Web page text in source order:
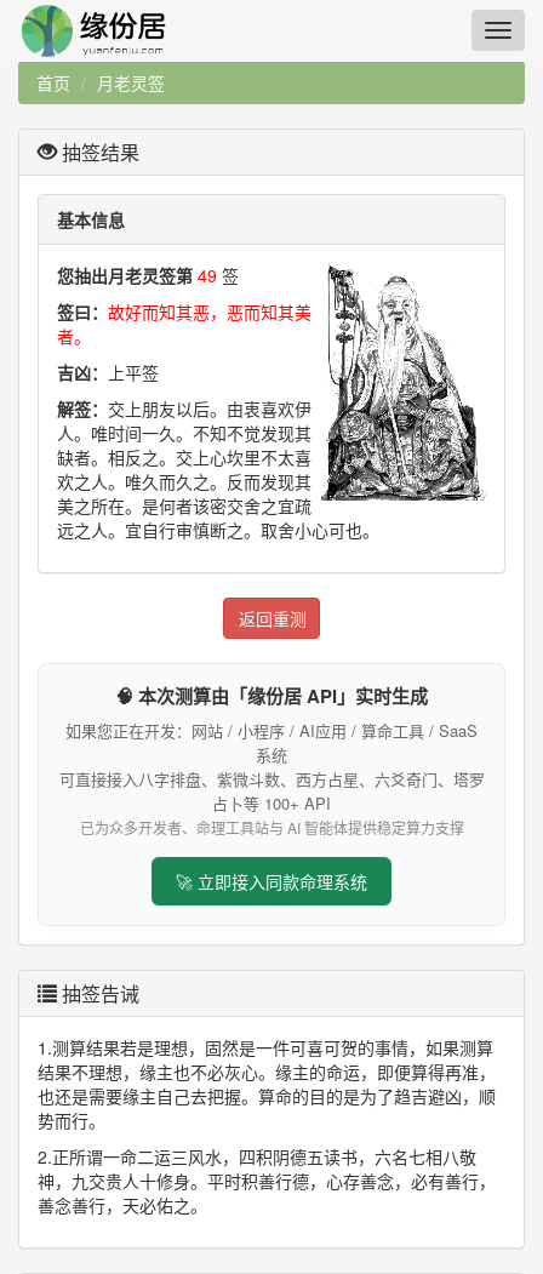
首页 月老灵签
抽签结果
基本信息
您抽出月老灵签第 49 签
签曰： 故好而知其恶，恶而知其美
者。
吉凶：
上平签
解签： 交上朋友以后。由衷喜欢伊
人。唯时间一久。不知不觉发现其
缺者。相反之。交上心坎里不太喜
欢之人。唯久而久之。反而发现其
美之所在。是何者该密交舍之宜疏
远之人。宜自行审慎断之。取舍小心可也。
返回重测
🧠 本次测算由「缘份居 API」实时生成
如果您正在开发：网站 / 小程序 / AI应用 / 算命工具 / SaaS
系统
可直接接入八字排盘、紫微斗数、西方占星、六爻奇门、塔罗
占卜等 100+ API
已为众多开发者、命理工具站与 AI 智能体提供稳定算力支撑
🚀 立即接入同款命理系统
抽签告诫
1.测算结果若是理想，固然是一件可喜可贺的事情，如果测算
结果不理想，缘主也不必灰心。缘主的命运，即便算得再准，
也还是需要缘主自己去把握。算命的目的是为了趋吉避凶，顺
势而行。
2.正所谓一命二运三风水，四积阴德五读书，六名七相八敬
神，九交贵人十修身。平时积善行德，心存善念，必有善行，
善念善行，天必佑之。